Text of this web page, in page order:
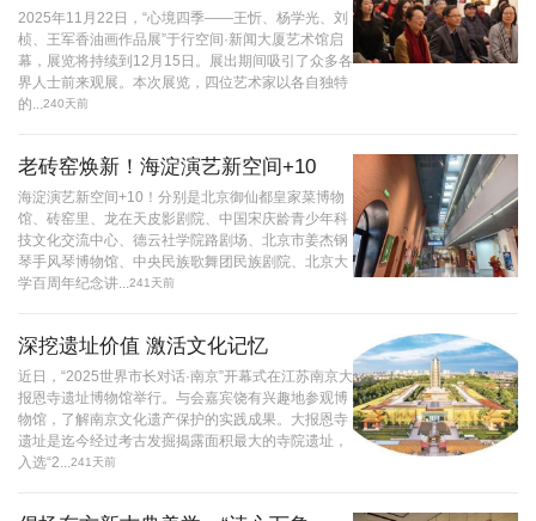
2025年11月22日，“心境四季——王忻、杨学光、刘
桢、王军香油画作品展”于行空间·新闻大厦艺术馆启
幕，展览将持续到12月15日。展出期间吸引了众多各
界人士前来观展。本次展览，四位艺术家以各自独特
的...
240天前
老砖窑焕新！海淀演艺新空间+10
海淀演艺新空间+10！分别是北京御仙都皇家菜博物
馆、砖窑里、龙在天皮影剧院、中国宋庆龄青少年科
技文化交流中心、德云社学院路剧场、北京市姜杰钢
琴手风琴博物馆、中央民族歌舞团民族剧院、北京大
学百周年纪念讲...
241天前
深挖遗址价值 激活文化记忆
近日，“2025世界市长对话·南京”开幕式在江苏南京大
报恩寺遗址博物馆举行。与会嘉宾饶有兴趣地参观博
物馆，了解南京文化遗产保护的实践成果。大报恩寺
遗址是迄今经过考古发掘揭露面积最大的寺院遗址，
入选“2...
241天前